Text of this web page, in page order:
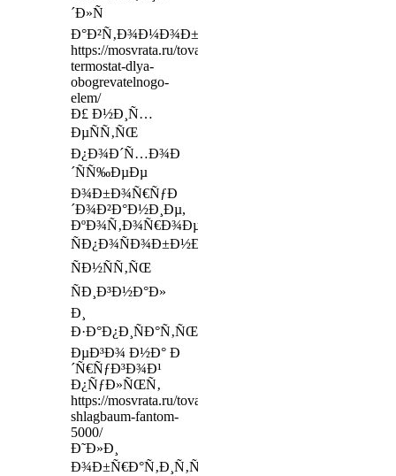
´Ð»Ñ
Ð°Ð²Ñ‚Ð¾Ð¼Ð¾Ð±Ð¸Ð»ÐµÐ¹
https://mosvrata.ru/tovar/nice-
termostat-dlya-
obogrevatelnogo-
elem/
Ð£ Ð½Ð¸Ñ…
ÐµÑÑ‚ÑŒ
Ð¿Ð¾Ð´Ñ…Ð¾Ð
´ÑÑ‰ÐµÐµ
Ð¾Ð±Ð¾Ñ€ÑƒÐ
´Ð¾Ð²Ð°Ð½Ð¸Ðµ,
ÐºÐ¾Ñ‚Ð¾Ñ€Ð¾Ðµ
ÑÐ¿Ð¾ÑÐ¾Ð±Ð½Ð¾
ÑÐ½ÑÑ‚ÑŒ
ÑÐ¸Ð³Ð½Ð°Ð»
Ð¸
Ð·Ð°Ð¿Ð¸ÑÐ°Ñ‚ÑŒ
ÐµÐ³Ð¾ Ð½Ð° Ð
´Ñ€ÑƒÐ³Ð¾Ð¹
Ð¿ÑƒÐ»ÑŒÑ‚
https://mosvrata.ru/tovar/ruchnoj-
shlagbaum-fantom-
5000/
Ð˜Ð»Ð¸
Ð¾Ð±Ñ€Ð°Ñ‚Ð¸Ñ‚ÑŒÑÑ